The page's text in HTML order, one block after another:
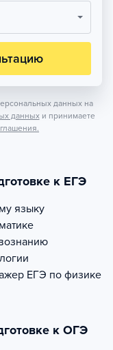
данных на
данных и принимаете
к ЕГЭ
языку
ЕГЭ по физике
к ОГЭ